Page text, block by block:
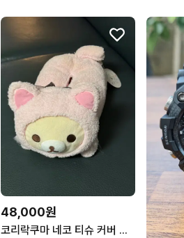
48,000원
코리락쿠마 네코 티슈 커버 케이스 휴지 고양이 캣 인형 키링 후와후와